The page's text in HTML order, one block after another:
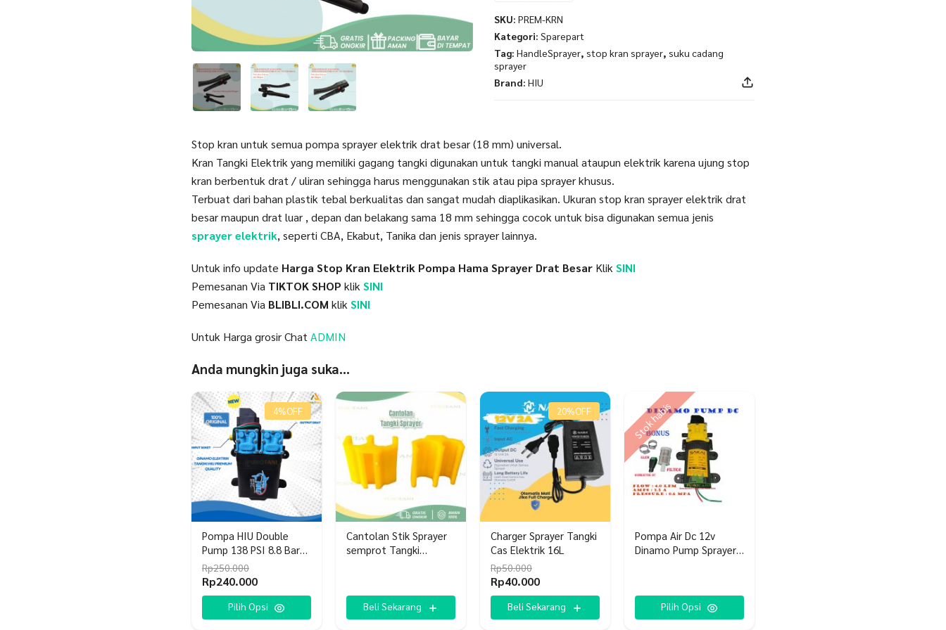
SKU: PREM-KRN
Kategori: Sparepart
Tag: HandleSprayer, stop kran sprayer, suku cadang
sprayer
Brand: HIU
Stop kran untuk semua pompa sprayer elektrik drat besar (18 mm) universal.
Kran Tangki Elektrik yang memiliki gagang tangki digunakan untuk tangki manual ataupun elektrik karena ujung stop
kran berbentuk drat / uliran sehingga harus menggunakan stik atau pipa sprayer khusus.
Terbuat dari bahan plastik tebal berkualitas dan sangat mudah diaplikasikan. Ukuran stop kran sprayer elektrik drat
besar maupun drat luar , depan dan belakang sama 18 mm sehingga cocok untuk bisa digunakan semua jenis
sprayer elektrik, seperti CBA, Ekabut, Tanika dan jenis sprayer lainnya.
Untuk info update Harga Stop Kran Elektrik Pompa Hama Sprayer Drat Besar Klik SINI
Pemesanan Via TIKTOK SHOP klik SINI
Pemesanan Via BLIBLI.COM klik SINI
Untuk Harga grosir Chat ADMIN
Anda mungkin juga suka…
4%OFF
Pompa HIU Double
Pump 138 PSI 8.8 Bar
12 LPM
Rp250.000
Harga
aslinya
adalah:
Rp250.000.
Rp240.000Harga
saat
ini
adalah:
Pilih Opsi
Produk
Cantolan Stik Sprayer
semprot Tangki
Beli Sekarang
20%OFF
Charger Sprayer Tangki
Cas Elektrik 16L
Rp50.000
Harga
aslinya
adalah:
Rp50.000.
Rp40.000Harga
saat
ini
adalah:
Beli Sekarang
Stok habis
Pompa Air Dc 12v
Dinamo Pump Sprayer
Pilih Opsi